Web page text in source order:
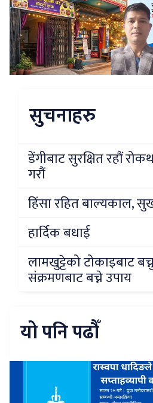
सुचनाहरु
डेंगीबाट सुरक्षित रहौं
गरौं
हिंसा रहित बाल्यकाल,
हार्दिक बधाई
लामखुट्टेको टोकाइबाट
संक्रमणबाट बच्ने उपाय
यो पनि पढौँ